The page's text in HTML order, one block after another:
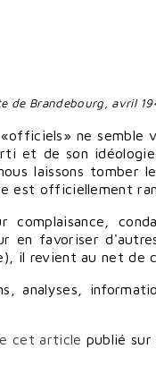
de Brandebourg, avril
ne
et de son
laissons tomber
est officiellement
en favoriser
il revient au net de
analyses,
cet article publié sur